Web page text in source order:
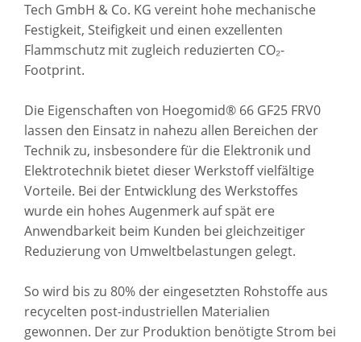
Tech GmbH & Co. KG vereint hohe mechanische
Festigkeit, Steifigkeit und einen exzellenten
Flammschutz mit zugleich reduzierten CO₂-
Footprint.
Die Eigenschaften von Hoegomid® 66 GF25 FRV0
lassen den Einsatz in nahezu allen Bereichen der
Technik zu, insbesondere für die Elektronik und
Elektrotechnik bietet dieser Werkstoff vielfältige
Vorteile. Bei der Entwicklung des Werkstoffes
wurde ein hohes Augenmerk auf spät ere
Anwendbarkeit beim Kunden bei gleichzeitiger
Reduzierung von Umweltbelastungen gelegt.
So wird bis zu 80% der eingesetzten Rohstoffe aus
recycelten post-industriellen Materialien
gewonnen. Der zur Produktion benötigte Strom bei